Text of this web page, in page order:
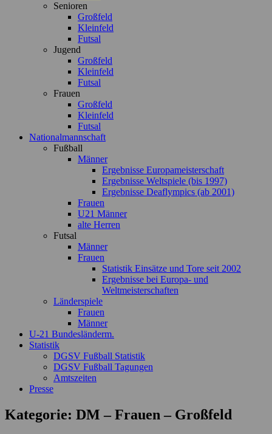
Senioren
Großfeld
Kleinfeld
Futsal
Jugend
Großfeld
Kleinfeld
Futsal
Frauen
Großfeld
Kleinfeld
Futsal
Nationalmannschaft
Fußball
Männer
Ergebnisse Europameisterschaft
Ergebnisse Weltspiele (bis 1997)
Ergebnisse Deaflympics (ab 2001)
Frauen
U21 Männer
alte Herren
Futsal
Männer
Frauen
Statistik Einsätze und Tore seit 2002
Ergebnisse bei Europa- und
Weltmeisterschaften
Länderspiele
Frauen
Männer
U-21 Bundesländerm.
Statistik
DGSV Fußball Statistik
DGSV Fußball Tagungen
Amtszeiten
Presse
Kategorie: DM – Frauen – Großfeld